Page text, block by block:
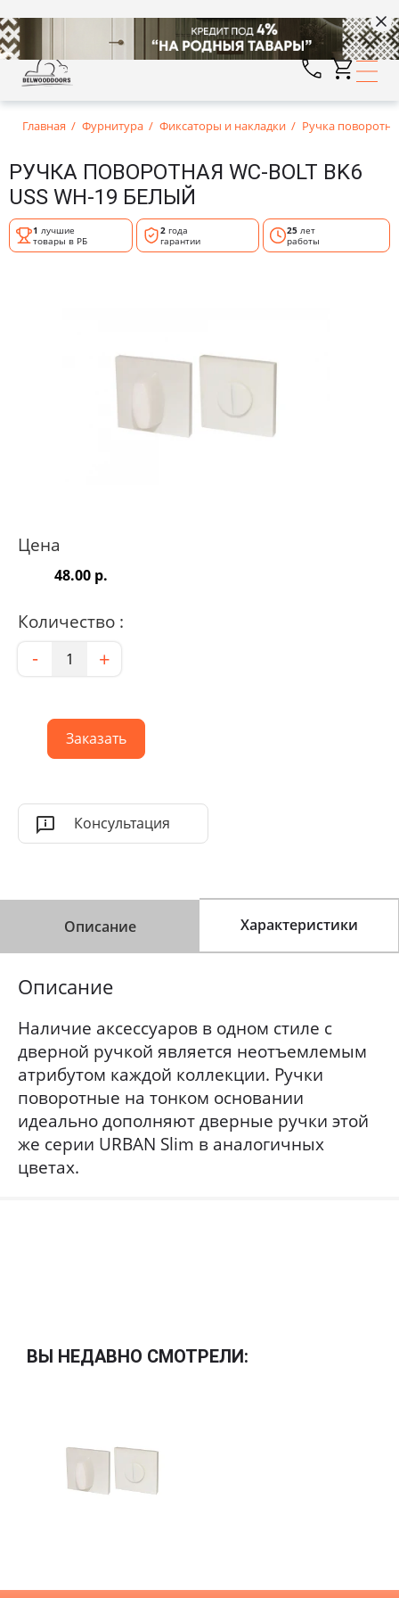
Главная Фурнитура Фиксаторы и накладки Ручка
РУЧКА ПОВОРОТНАЯ WC-BOLT BK6
USS WH-19 БЕЛЫЙ
1 лучшие
товары в РБ
2года
гарантии
25 лет
работы
Цена
48.00 р.
Количество :
Количество
- +
Заказать
Консультация
Описание Характеристики
Описание
Наличие аксессуаров в одном стиле с
дверной ручкой является неотъемлемым
атрибутом каждой коллекции. Ручки
поворотные на тонком основании
идеально дополняют дверные ручки этой
же серии URBAN Slim в аналогичных
цветах.
ВЫ НЕДАВНО СМОТРЕЛИ: